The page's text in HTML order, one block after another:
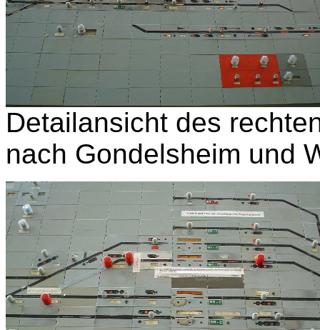
Detailansicht des
nach Gondelsheim und